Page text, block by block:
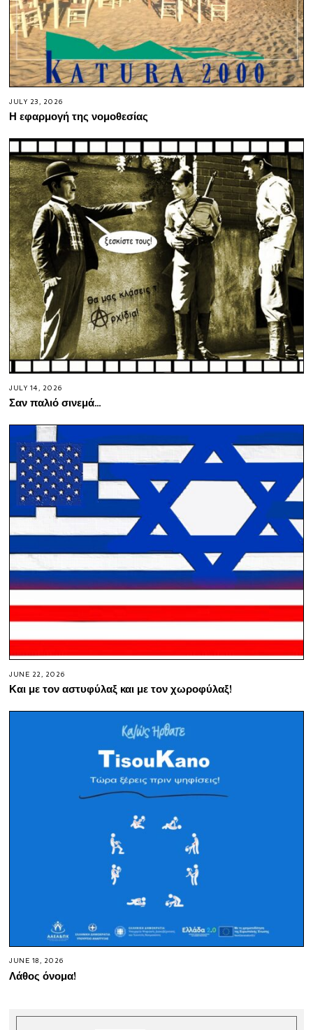
JULY 23, 2026
Η εφαρμογή της νομοθεσίας
JULY 14, 2026
Σαν παλιό σινεμά…
JUNE 22, 2026
Και με τον αστυφύλαξ και με τον χωροφύλαξ!
JUNE 18, 2026
Λάθος όνομα!